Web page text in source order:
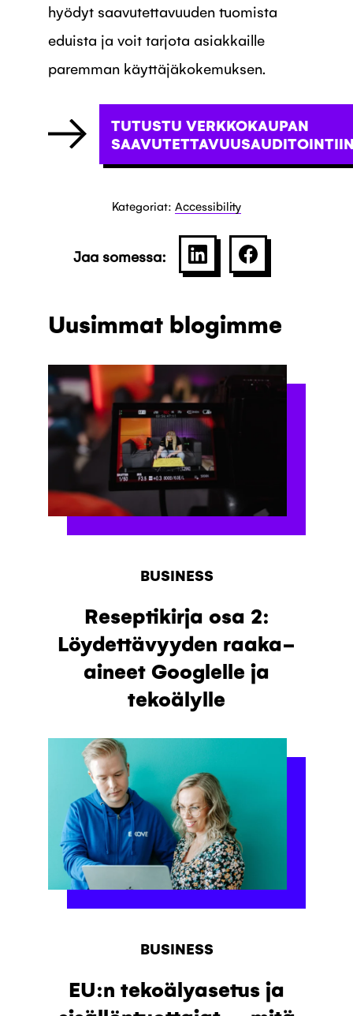
hyödyt saavutettavuuden tuomista
eduista ja voit tarjota asiakkaille
paremman käyttäjäkokemuksen.
TUTUSTU VERKKOKAUPAN
Kategoriat: Accessibility
Jaa somessa: SHARE ON LINKEDIN
JAA
Uusimmat blogimme
BUSINESS
Reseptikirja osa 2:
Löydettävyyden raaka-
aineet Googlelle ja
tekoälylle
BUSINESS
EU:n tekoälyasetus ja